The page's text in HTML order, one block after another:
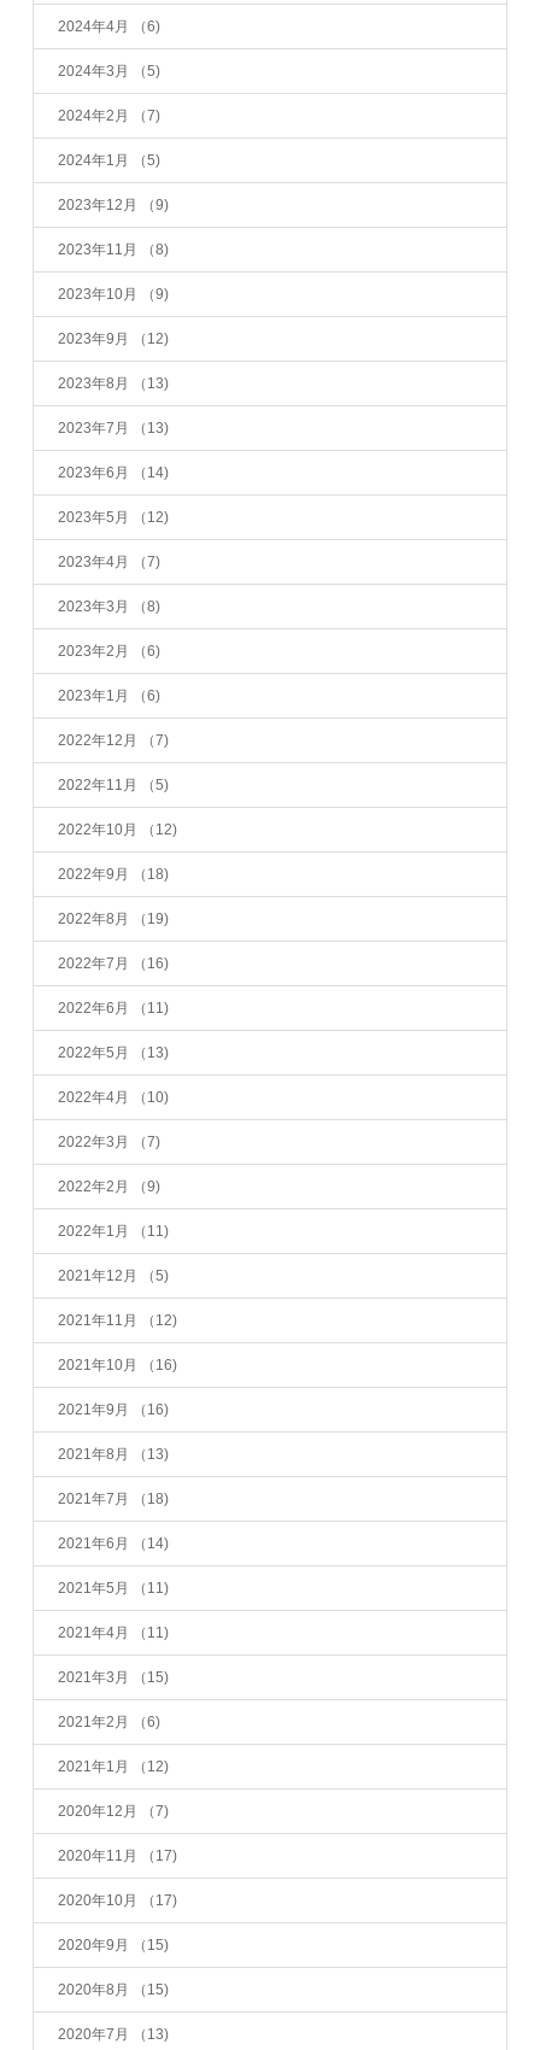
2024年4月 （6)
2024年3月 （5)
2024年2月 （7)
2024年1月 （5)
2023年12月 （9)
2023年11月 （8)
2023年10月 （9)
2023年9月 （12)
2023年8月 （13)
2023年7月 （13)
2023年6月 （14)
2023年5月 （12)
2023年4月 （7)
2023年3月 （8)
2023年2月 （6)
2023年1月 （6)
2022年12月 （7)
2022年11月 （5)
2022年10月 （12)
2022年9月 （18)
2022年8月 （19)
2022年7月 （16)
2022年6月 （11)
2022年5月 （13)
2022年4月 （10)
2022年3月 （7)
2022年2月 （9)
2022年1月 （11)
2021年12月 （5)
2021年11月 （12)
2021年10月 （16)
2021年9月 （16)
2021年8月 （13)
2021年7月 （18)
2021年6月 （14)
2021年5月 （11)
2021年4月 （11)
2021年3月 （15)
2021年2月 （6)
2021年1月 （12)
2020年12月 （7)
2020年11月 （17)
2020年10月 （17)
2020年9月 （15)
2020年8月 （15)
2020年7月 （13)